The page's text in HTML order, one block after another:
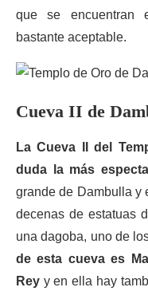
que se encuentran
bastante aceptable.
Cueva II de
La Cueva II del
duda la más
grande de Dambulla y
decenas de estatuas
una dagoba, uno de
de esta cueva es
Rey y en ella hay